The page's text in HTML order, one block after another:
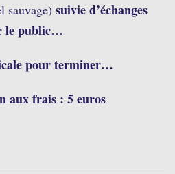
sauvage) suivie d’échanges
le public…
pour terminer…
aux frais : 5 euros